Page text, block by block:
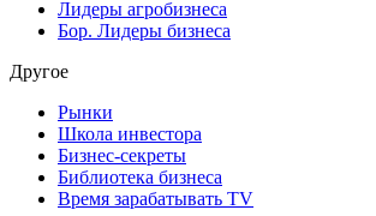
Лидеры агробизнеса
Бор. Лидеры бизнеса
Другое
Рынки
Школа инвестора
Бизнес-секреты
Библиотека бизнеса
Время зарабатывать TV